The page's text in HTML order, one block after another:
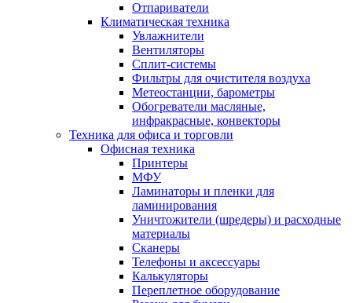
Отпариватели
Климатическая техника
Увлажнители
Вентиляторы
Сплит-системы
Фильтры для очистителя воздуха
Метеостанции, барометры
Обогреватели масляные,
инфракрасные, конвекторы
Техника для офиса и торговли
Офисная техника
Принтеры
МФУ
Ламинаторы и пленки для
ламинирования
Уничтожители (шредеры) и расходные
материалы
Сканеры
Телефоны и аксессуары
Калькуляторы
Переплетное оборудование